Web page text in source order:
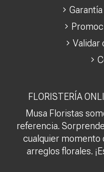
FLORISTERÍA
Musa Floristas
referencia.
cualquier momento
arreglos florales.
Validar